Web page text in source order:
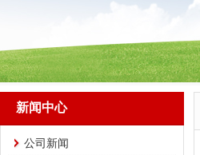
新闻中心
公司新闻